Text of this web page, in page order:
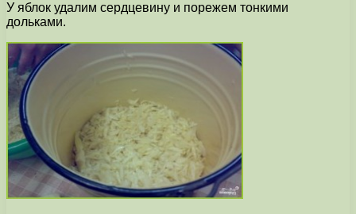
У яблок удалим сердцевину и порежем тонкими
дольками.